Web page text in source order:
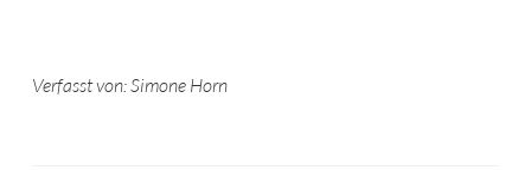
Verfasst von: Simone Horn